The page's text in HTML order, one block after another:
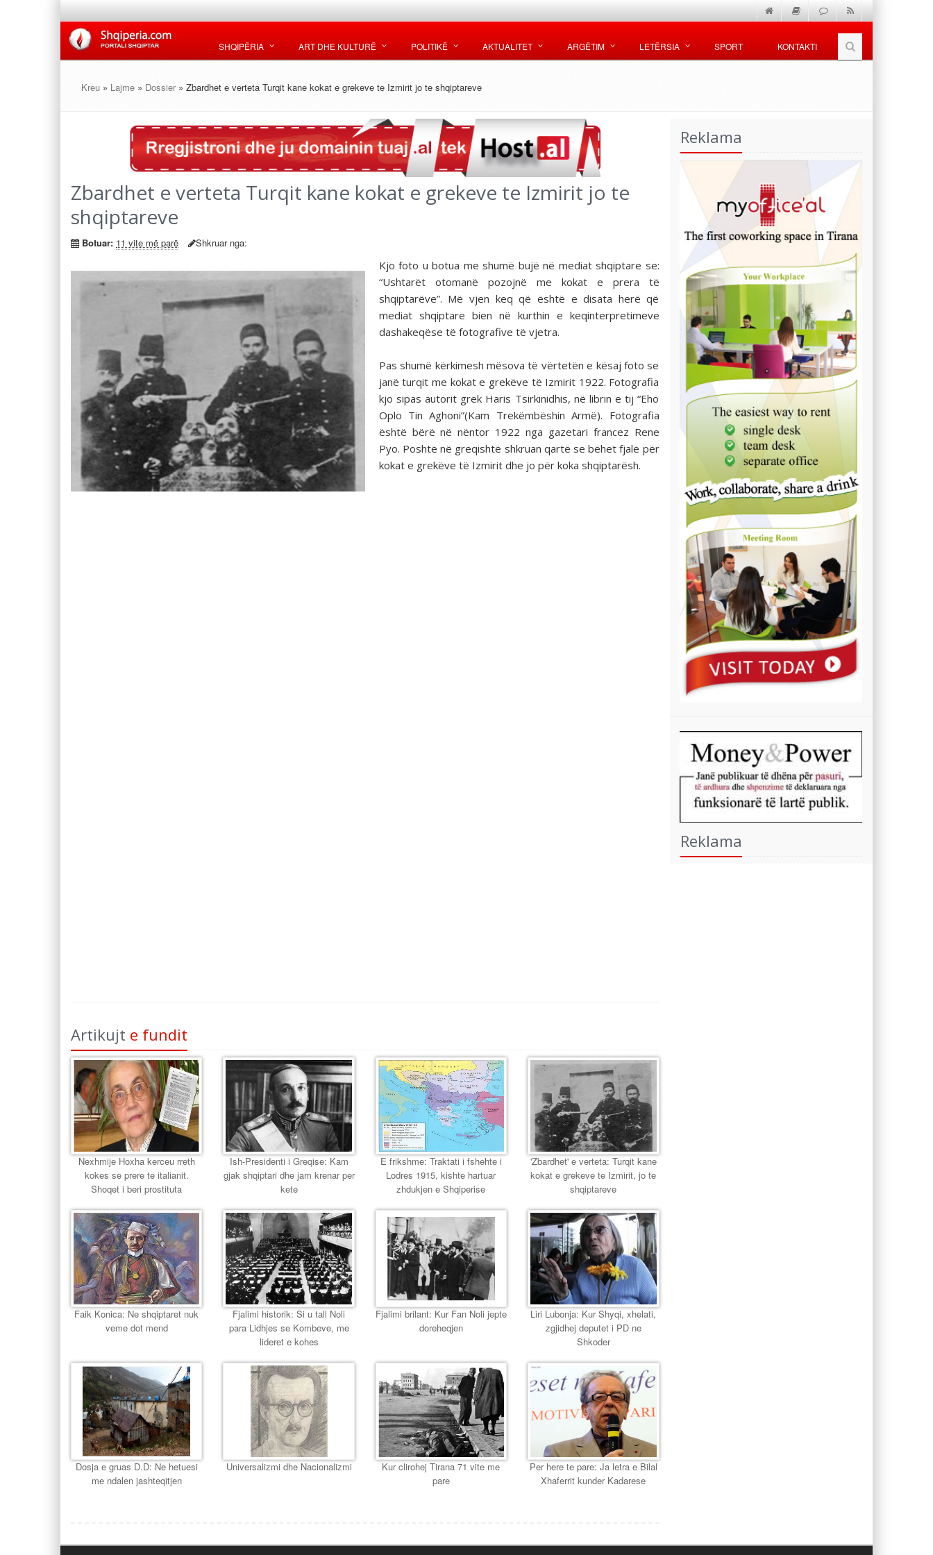
SHQIPËRIA ART DHE KULTURË POLITIKË AKTUALITET ARGËTIM LETËRSIA SPORT KONTAKTI
Kreu » Lajme » Dossier » Zbardhet e verteta Turqit kane kokat e grekeve te Izmirit jo te shqiptareve
Zbardhet e verteta Turqit kane kokat e grekeve te Izmirit jo te
shqiptareve
Botuar: 11 vite më parë Shkruar nga:
Kjo foto u botua me shumë bujë në mediat shqiptare se:
“Ushtarët otomanë pozojnë me kokat e prera të
shqiptarëve”. Më vjen keq që është e disata herë që
mediat shqiptare bien në kurthin e keqinterpretimeve
dashakeqëse të fotografive të vjetra.
Pas shumë kërkimesh mësova të vërtetën e kësaj foto se
janë turqit me kokat e grekëve të Izmirit 1922. Fotografia
kjo sipas autorit grek Haris Tsirkinidhis, në librin e tij “Eho
Oplo Tin Aghoni”(Kam Trekëmbëshin Armë). Fotografia
është bërë në nëntor 1922 nga gazetari francez Rene
Pyo. Poshtë në greqishtë shkruan qartë se bëhet fjalë për
kokat e grekëve të Izmirit dhe jo për koka shqiptarësh.
Artikujt e fundit
Nexhmije Hoxha kerceu rreth
kokes se prere te italianit.
Shoqet i beri prostituta
Ish-Presidenti i Greqise: Kam
gjak shqiptari dhe jam krenar per
kete
E frikshme: Traktati i fshehte i
Lodres 1915, kishte hartuar
zhdukjen e Shqiperise
'Zbardhet' e verteta: Turqit kane
kokat e grekeve te Izmirit, jo te
shqiptareve
Faik Konica: Ne shqiptaret nuk
veme dot mend
Fjalimi historik: Si u tall Noli
para Lidhjes se Kombeve, me
lideret e kohes
Fjalimi brilant: Kur Fan Noli jepte
doreheqjen
Liri Lubonja: Kur Shyqi, xhelati,
zgjidhej deputet i PD ne
Shkoder
Dosja e gruas D.D: Ne hetuesi
me ndalen jashteqitjen
Universalizmi dhe Nacionalizmi
Kur clirohej Tirana 71 vite me
pare
Per here te pare: Ja letra e Bilal
Xhaferrit kunder Kadarese
Reklama
Reklama